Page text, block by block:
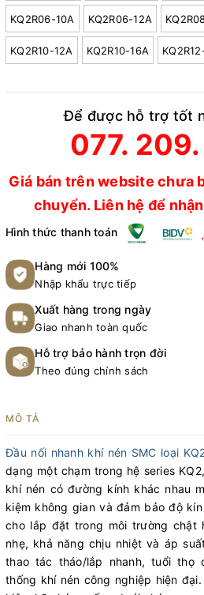
KQ2R06-10A KQ2R06-12A
KQ2R10-12A KQ2R10-16A
Để được hỗ trợ tốt
077.
Giá bán trên website chưa
chuyển. Liên hệ để
Hình thức thanh toán
Hàng mới 100%
Nhập khẩu trực tiếp
Xuất hàng trong ngày
Giao nhanh toàn quốc
Hỗ trợ bảo hành trọn đời
Theo đúng chính sách
MÔ TẢ
Đầu nối nhanh khí nén SMC loại
dạng một chạm trong hệ series
khí nén có đường kính khác nhau
kiệm không gian và đảm bảo độ
cho lắp đặt trong môi trường chật
nhẹ, khả năng chịu nhiệt và áp
thao tác tháo/lắp nhanh, tuổi thọ
thống khí nén công nghiệp hiện